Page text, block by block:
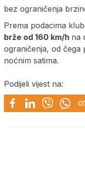
bez ograničenja
Prema podacima
brže od 160 km/h na
ograničenja, od čega
noćnim satima.
Podijeli vijest na: